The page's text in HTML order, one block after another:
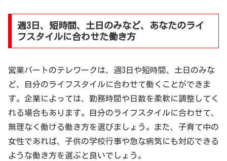
週3日、短時間、土日のみなど、あなたのライ
フスタイルに合わせた働き方
営業パートのテレワークは、週3日や短時間、土日のみな
ど、自分のライフスタイルに合わせて働くことができま
す。企業によっては、勤務時間や日数を柔軟に調整してく
れる場合もあります。自分のライフスタイルに合わせて、
無理なく働ける働き方を選びましょう。また、子育て中の
女性であれば、子供の学校行事や急な病気にも対応できる
ような働き方を選ぶと良いでしょう。